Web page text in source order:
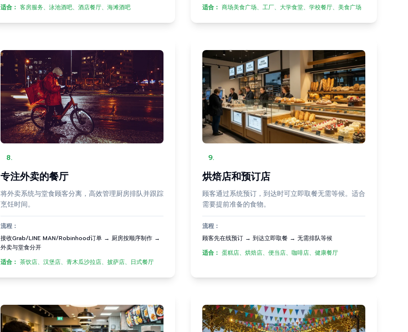
适合： 客房服务、泳池酒吧、酒店餐厅、海滩酒吧
适合： 商场美食广场、工厂、大学食堂、学校餐厅、美食广场
8.
专注外卖的餐厅
将外卖系统与堂食顾客分离，高效管理厨房排队并跟踪
烹饪时间。
流程：
接收Grab/LINE MAN/Robinhood订单 → 厨房按顺序制作 →
外卖与堂食分开
适合： 茶饮店、汉堡店、青木瓜沙拉店、披萨店、日式餐厅
9.
烘焙店和预订店
顾客通过系统预订，到达时可立即取餐无需等候。适合
需要提前准备的食物。
流程：
顾客先在线预订 → 到达立即取餐 → 无需排队等候
适合： 蛋糕店、烘焙店、便当店、咖啡店、健康餐厅